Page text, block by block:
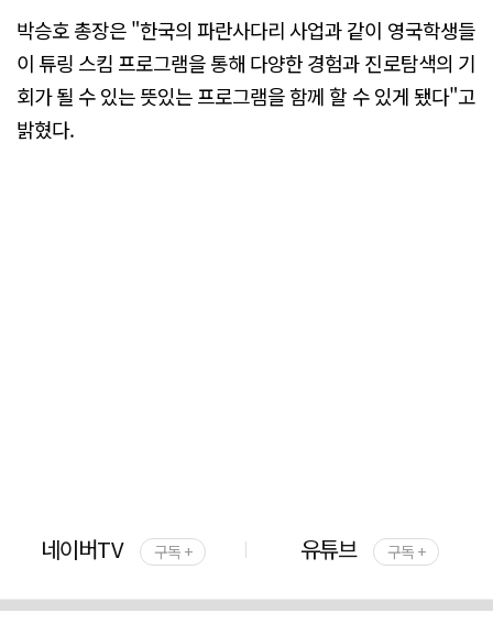
박승호 총장은 "한국의 파란사다리 사업과 같이 영국학생들
이 튜링 스킴 프로그램을 통해 다양한 경험과 진로탐색의 기
회가 될 수 있는 뜻있는 프로그램을 함께 할 수 있게 됐다"고
밝혔다.
네이버TV 구독 + 유튜브 구독 +